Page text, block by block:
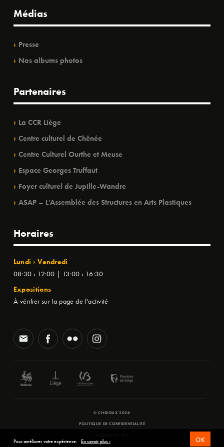
Médias
Presse
Nos albums photos
Partenaires
La CCR Liège
Centre culturel de Chênée
Centre Culturel Ourthe et Meuse
Espace Georges Truffaut
Foyer culturel de Jupille-Wandre
ASAP – L’Assemblée des Structures en Arts Plastiques
Horaires
Lundi › Vendredi
08:30 › 12:00 | 13:00 › 16:30
Expositions
À vérifier sur la page de l'activité
© CHIROUX 2026
POLITIQUE DE CONFIDENTIALITÉ
Pour améliorer votre expérience. En savoir plus › OK